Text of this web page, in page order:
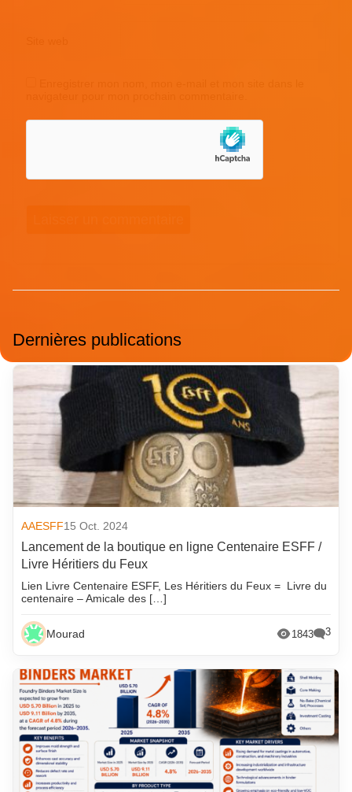
Dernières publications
AAESFF15 Oct. 2024
Lancement de la boutique en ligne Centenaire ESFF /
Livre Héritiers du Feux
Lien Livre Centenaire ESFF, Les Héritiers du Feux = Livre du
centenaire – Amicale des […]
Mourad 1843 3